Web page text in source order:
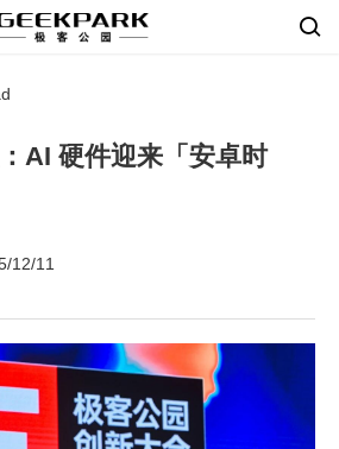
AI 硬件迎来「安卓时
12/11